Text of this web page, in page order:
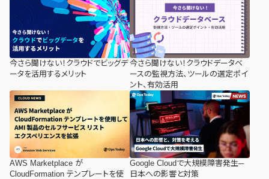
今さら聞けない！クラウドでビッグデ
ータを活用するメリット
今さら聞けない！クラウドデータベ
ースの監視方法、ツールの選定ポイ
ント、有効活用
AWS Marketplace が
CloudFormation テンプレートを使
Google Cloudで大規模障害発生─
日本への影響と対策